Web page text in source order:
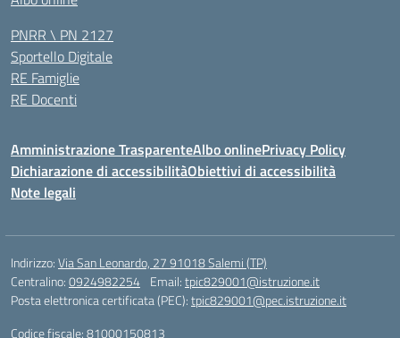
PNRR \ PN 2127
Sportello Digitale
RE Famiglie
RE Docenti
Amministrazione TrasparenteAlbo onlinePrivacy Policy
Dichiarazione di accessibilitàObiettivi di accessibilità
Note legali
Indirizzo:Via San Leonardo, 27 91018 Salemi (TP)
Centralino:0924982254 Email:tpic829001@istruzione.it
Posta elettronica certificata (PEC):tpic829001@pec.istruzione.it
Codice fiscale: 81000150813